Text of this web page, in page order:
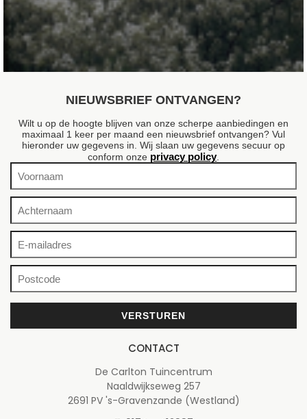
Amerikaans krentenboompje
Amelanchier lamarckii
NIEUWSBRIEF ONTVANGEN?
Wilt u op de hoogte blijven van onze scherpe aanbiedingen en
maximaal 1 keer per maand een nieuwsbrief ontvangen? Vul
hieronder uw gegevens in. Wij slaan uw gegevens secuur op
conform onze privacy policy.
CONTACT
De Carlton Tuincentrum
Naaldwijkseweg 257
2691 PV 's-Gravenzande (Westland)